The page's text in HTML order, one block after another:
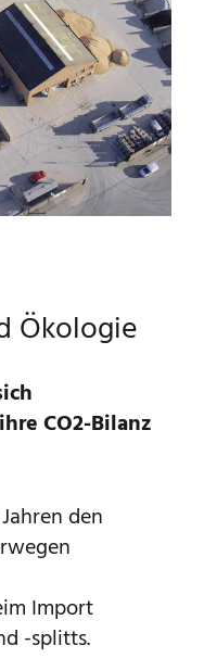
Ökologie
CO2-Bilanz
den
Import
-splitts.